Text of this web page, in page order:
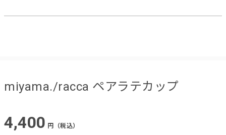
miyama./racca ペアラテカップ
4,400 円（税込）